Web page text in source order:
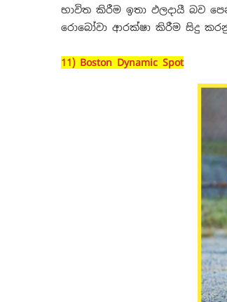
භාවිත කිරීම ඉතා ඵලදායී බව
රොබෝවා ආරක්ෂා කිරීම සිදු
11) Boston Dynamic Spot